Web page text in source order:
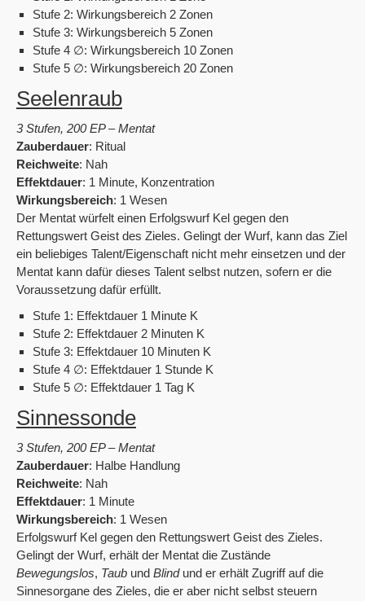
Stufe 2: Wirkungsbereich 2 Zonen
Stufe 3: Wirkungsbereich 5 Zonen
Stufe 4 ∅: Wirkungsbereich 10 Zonen
Stufe 5 ∅: Wirkungsbereich 20 Zonen
Seelenraub
3 Stufen, 200 EP – Mentat
Zauberdauer: Ritual
Reichweite: Nah
Effektdauer: 1 Minute, Konzentration
Wirkungsbereich: 1 Wesen
Der Mentat würfelt einen Erfolgswurf Kel gegen den
Rettungswert Geist des Zieles. Gelingt der Wurf, kann das Ziel
ein beliebiges Talent/Eigenschaft nicht mehr einsetzen und der
Mentat kann dafür dieses Talent selbst nutzen, sofern er die
Voraussetzung dafür erfüllt.
Stufe 1: Effektdauer 1 Minute K
Stufe 2: Effektdauer 2 Minuten K
Stufe 3: Effektdauer 10 Minuten K
Stufe 4 ∅: Effektdauer 1 Stunde K
Stufe 5 ∅: Effektdauer 1 Tag K
Sinnessonde
3 Stufen, 200 EP – Mentat
Zauberdauer: Halbe Handlung
Reichweite: Nah
Effektdauer: 1 Minute
Wirkungsbereich: 1 Wesen
Erfolgswurf Kel gegen den Rettungswert Geist des Zieles.
Gelingt der Wurf, erhält der Mentat die Zustände
Bewegungslos, Taub und Blindund er erhält Zugriff auf die
Sinnesorgane des Zieles, die er aber nicht selbst steuern